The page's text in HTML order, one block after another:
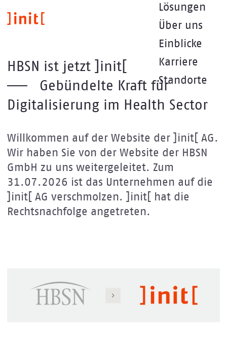
zum
Inhalt
Lösungen
Über uns
Einblicke
Karriere
Standorte
HBSN ist jetzt ]init[
Gebündelte Kraft für
Digitalisierung im Health Sector
Willkommen auf der Website der ]init[ AG.
Wir haben Sie von der Website der HBSN
GmbH zu uns weitergeleitet. Zum
31.07.2026 ist das Unternehmen auf die
]init[ AG verschmolzen. ]init[ hat die
Rechtsnachfolge angetreten.